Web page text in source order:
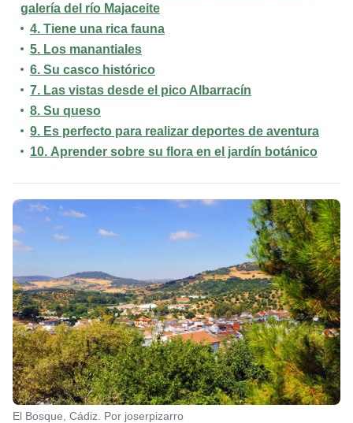
galería del río Majaceite
4.Tiene una rica fauna
5.Los manantiales
6.Su casco histórico
7.Las vistas desde el pico Albarracín
8.Su queso
9.Es perfecto para realizar deportes de aventura
10.Aprender sobre su flora en el jardín botánico
El Bosque, Cádiz. Por joserpizarro